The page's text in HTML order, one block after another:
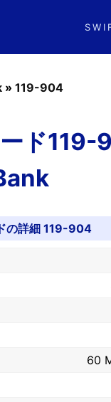
» 119-904
ド
の詳細 119-904
60